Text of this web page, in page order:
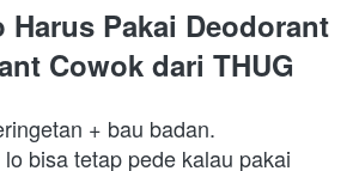
Harus Pakai Deodorant
Cowok dari THUG
+ bau badan.